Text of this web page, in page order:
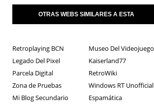
OTRAS WEBS SIMILARES A ESTA
Retroplaying BCN
Museo Del Videojuego
Legado Del Pixel
Kaiserland77
Parcela Digital
RetroWiki
Zona de Pruebas
Windows RT Unofficial
Mi Blog Secundario
Espamática